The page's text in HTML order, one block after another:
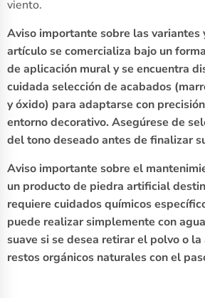
viento.
Aviso importante sobre las variantes
artículo se comercializa bajo un
de aplicación mural y se encuentra
cuidada selección de acabados
y óxido) para adaptarse con
entorno decorativo. Asegúrese de
del tono deseado antes de finalizar
Aviso importante sobre el
un producto de piedra artificial
requiere cuidados químicos
puede realizar simplemente con
suave si se desea retirar el polvo o
restos orgánicos naturales con el